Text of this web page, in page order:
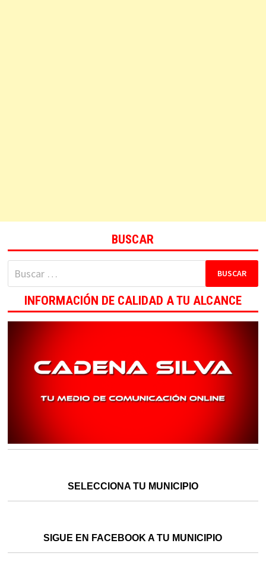
BUSCAR
Buscar:
INFORMACIÓN DE CALIDAD A TU ALCANCE
SELECCIONA TU MUNICIPIO
SIGUE EN FACEBOOK A TU MUNICIPIO